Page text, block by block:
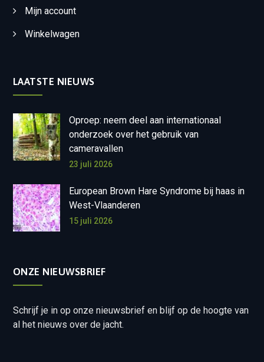
Mijn account
Winkelwagen
LAATSTE NIEUWS
Oproep: neem deel aan internationaal
onderzoek over het gebruik van
cameravallen
23 juli 2026
European Brown Hare Syndrome bij haas in
West-Vlaanderen
15 juli 2026
ONZE NIEUWSBRIEF
Schrijf je in op onze nieuwsbrief en blijf op de hoogte van
al het nieuws over de jacht.